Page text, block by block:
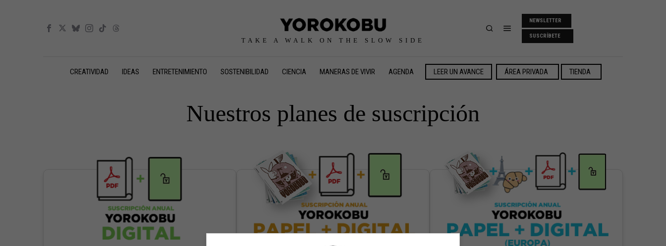
TAKE A WALK ON THE SLOW SIDE
NEWSLETTER
SUSCRÍBETE
CREATIVIDAD IDEAS ENTRETENIMIENTO SOSTENIBILIDAD CIENCIA MANERAS DE VIVIR AGENDA LEER UN AVANCE ÁREA PRIVADA TIENDA
Nuestros planes de suscripción